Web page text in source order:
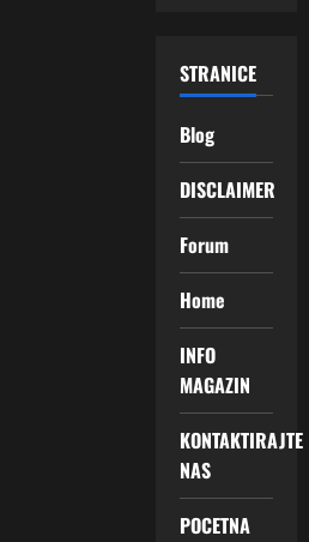
STRANICE
Blog
DISCLAIMER
Forum
Home
INFO
MAGAZIN
KONTAKTIRAJTE
NAS
POCETNA